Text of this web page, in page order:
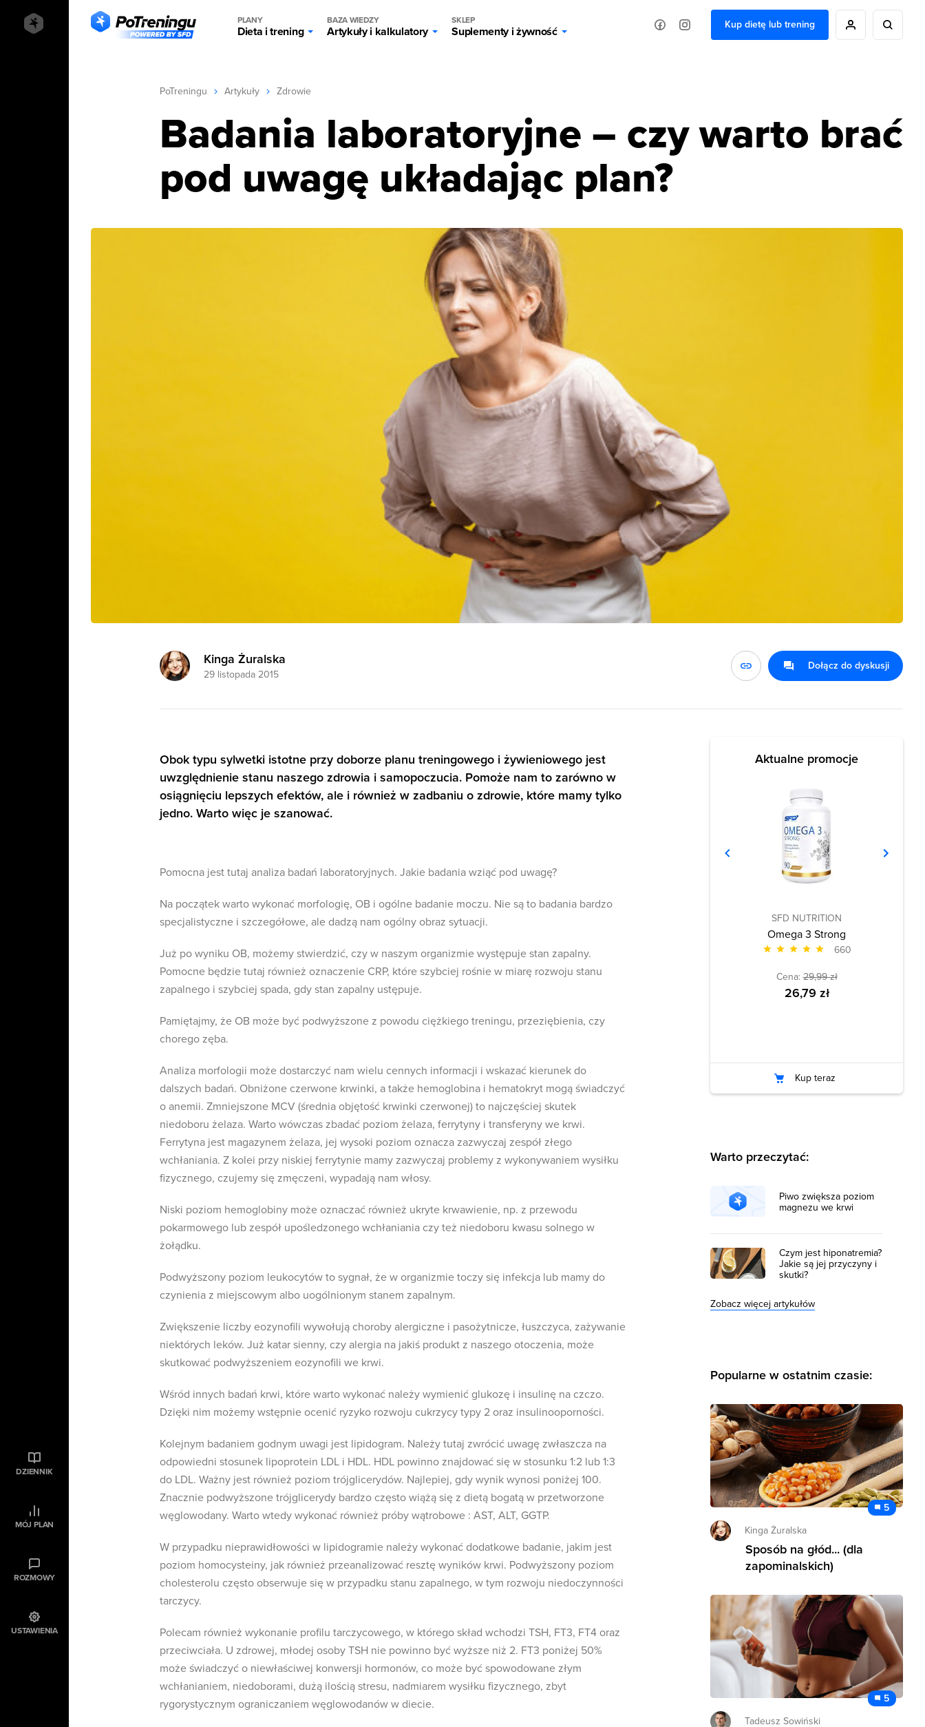
PLANY
Dieta i trening
BAZA WIEDZY
Artykuły i kalkulatory
SKLEP
Suplementy i żywność
Kup dietę lub trening
DZIENNIK
MÓJ PLAN
ROZMOWY
USTAWIENIA
PoTreningu Artykuły Zdrowie
Badania laboratoryjne – czy warto brać
pod uwagę układając plan?
Kinga Żuralska
29 listopada 2015
Dołącz do dyskusji
Obok typu sylwetki istotne przy doborze planu treningowego i żywieniowego jest
uwzględnienie stanu naszego zdrowia i samopoczucia. Pomoże nam to zarówno w
osiągnięciu lepszych efektów, ale i również w zadbaniu o zdrowie, które mamy tylko
jedno. Warto więc je szanować.
Pomocna jest tutaj analiza badań laboratoryjnych. Jakie badania wziąć pod uwagę?
Na początek warto wykonać morfologię, OB i ogólne badanie moczu. Nie są to badania bardzo
specjalistyczne i szczegółowe, ale dadzą nam ogólny obraz sytuacji.
Już po wyniku OB, możemy stwierdzić, czy w naszym organizmie występuje stan zapalny.
Pomocne będzie tutaj również oznaczenie CRP, które szybciej rośnie w miarę rozwoju stanu
zapalnego i szybciej spada, gdy stan zapalny ustępuje.
Pamiętajmy, że OB może być podwyższone z powodu ciężkiego treningu, przeziębienia, czy
chorego zęba.
Analiza morfologii może dostarczyć nam wielu cennych informacji i wskazać kierunek do
dalszych badań. Obniżone czerwone krwinki, a także hemoglobina i hematokryt mogą świadczyć
o anemii. Zmniejszone MCV (średnia objętość krwinki czerwonej) to najczęściej skutek
niedoboru żelaza. Warto wówczas zbadać poziom żelaza, ferrytyny i transferyny we krwi.
Ferrytyna jest magazynem żelaza, jej wysoki poziom oznacza zazwyczaj zespół złego
wchłaniania. Z kolei przy niskiej ferrytynie mamy zazwyczaj problemy z wykonywaniem wysiłku
fizycznego, czujemy się zmęczeni, wypadają nam włosy.
Niski poziom hemoglobiny może oznaczać również ukryte krwawienie, np. z przewodu
pokarmowego lub zespół upośledzonego wchłaniania czy też niedoboru kwasu solnego w
żołądku.
Podwyższony poziom leukocytów to sygnał, że w organizmie toczy się infekcja lub mamy do
czynienia z miejscowym albo uogólnionym stanem zapalnym.
Zwiększenie liczby eozynofili wywołują choroby alergiczne i pasożytnicze, łuszczyca, zażywanie
niektórych leków. Już katar sienny, czy alergia na jakiś produkt z naszego otoczenia, może
skutkować podwyższeniem eozynofili we krwi.
Wśród innych badań krwi, które warto wykonać należy wymienić glukozę i insulinę na czczo.
Dzięki nim możemy wstępnie ocenić ryzyko rozwoju cukrzycy typy 2 oraz insulinooporności.
Kolejnym badaniem godnym uwagi jest lipidogram. Należy tutaj zwrócić uwagę zwłaszcza na
odpowiedni stosunek lipoprotein LDL i HDL. HDL powinno znajdować się w stosunku 1:2 lub 1:3
do LDL. Ważny jest również poziom trójglicerydów. Najlepiej, gdy wynik wynosi poniżej 100.
Znacznie podwyższone trójglicerydy bardzo często wiążą się z dietą bogatą w przetworzone
węglowodany. Warto wtedy wykonać również próby wątrobowe : AST, ALT, GGTP.
W przypadku nieprawidłowości w lipidogramie należy wykonać dodatkowe badanie, jakim jest
poziom homocysteiny, jak również przeanalizować resztę wyników krwi. Podwyższony poziom
cholesterolu często obserwuje się w przypadku stanu zapalnego, w tym rozwoju niedoczynności
tarczycy.
Polecam również wykonanie profilu tarczycowego, w którego skład wchodzi TSH, FT3, FT4 oraz
przeciwciała. U zdrowej, młodej osoby TSH nie powinno być wyższe niż 2. FT3 poniżej 50%
może świadczyć o niewłaściwej konwersji hormonów, co może być spowodowane złym
wchłanianiem, niedoborami, dużą ilością stresu, nadmiarem wysiłku fizycznego, zbyt
rygorystycznym ograniczaniem węglowodanów w diecie.
Aktualne promocje
SFD NUTRITION
Omega 3 Strong
660
Cena:29,99 zł
26,79 zł
Kup teraz
Warto przeczytać:
Piwo zwiększa poziom
magnezu we krwi
Czym jest hiponatremia?
Jakie są jej przyczyny i
skutki?
Zobacz więcej artykułów
Popularne w ostatnim czasie:
5
Kinga Żuralska
Sposób na głód... (dla
zapominalskich)
5
Tadeusz Sowiński